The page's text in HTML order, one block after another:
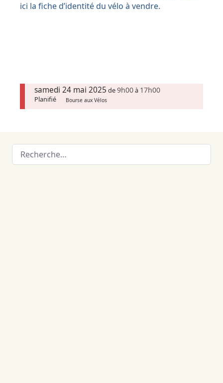
ici la fiche d’identité du vélo à vendre.
samedi 24 mai 2025 de9h00à 17h00
Planifié Bourse aux Vélos